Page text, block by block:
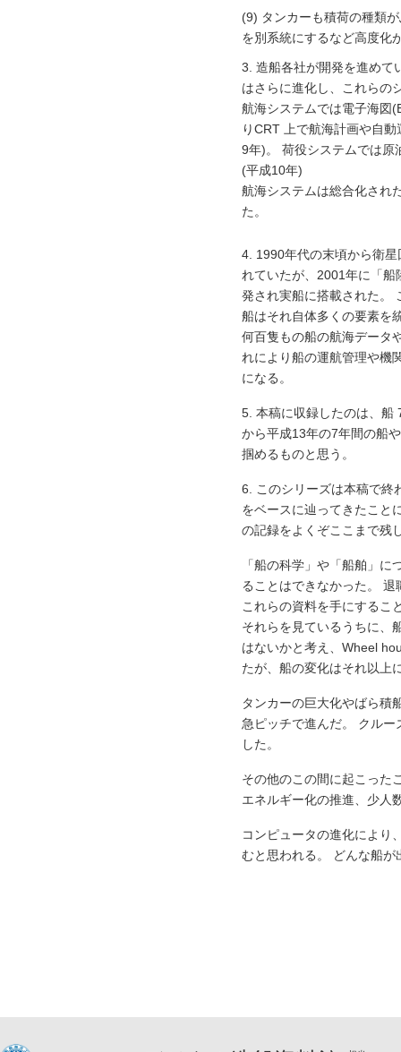
(9) タンカーも積荷の種類
を別系統にするなど高度化
3. 造船各社が開発を進めて
はさらに進化し、これらの
航海システムでは電子海図
りCRT 上で航海計画や自
9年)。 荷役システムでは原
(平成10年)
航海システムは総合化され
た。
4. 1990年代の末頃から衛
れていたが、2001年に「船
発され実船に搭載された。
船はそれ自体多くの要素を
何百隻もの船の航海データ
れにより船の運航管理や機
になる。
5. 本稿に収録したのは、船
から平成13年の7年間の船
掴めるものと思う。
6. このシリーズは本稿で終
をベースに辿ってきたこと
の記録をよくぞここまで残
「船の科学」や「船舶」
ることはできなかった。
これらの資料を手にするこ
それらを見ているうちに、
はないかと考え、Wheel
たが、船の変化はそれ以上
タンカーの巨大化やばら積
急ピッチで進んだ。 クル
した。
その他のこの間に起こった
エネルギー化の推進、少人
コンピュータの進化により
むと思われる。 どんな船